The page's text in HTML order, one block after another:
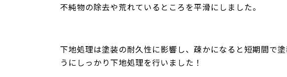
不純物の除去や荒れているところを平滑にしました。
下地処理は塗装の耐久性に影響し、疎かになると短期間で
うにしっかり下地処理を行いました！